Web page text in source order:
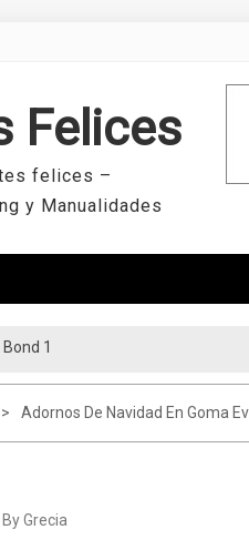
Felices
felices –
y Manualidades
1
Adornos De Navidad En Goma
ByGrecia